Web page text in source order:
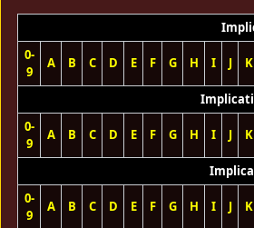
0-
9
A B C D E F G H I J K
0-
9
A B C D E F G H I J K
0-
9
A B C D E F G H I J K